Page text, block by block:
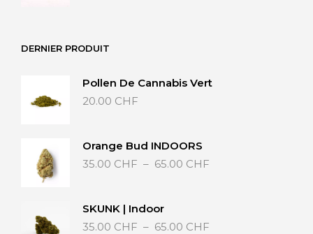
DERNIER PRODUIT
Pollen De Cannabis Vert
20.00 CHF
Orange Bud INDOORS
35.00 CHF – 65.00 CHF
SKUNK | Indoor
35.00 CHF – 65.00 CHF